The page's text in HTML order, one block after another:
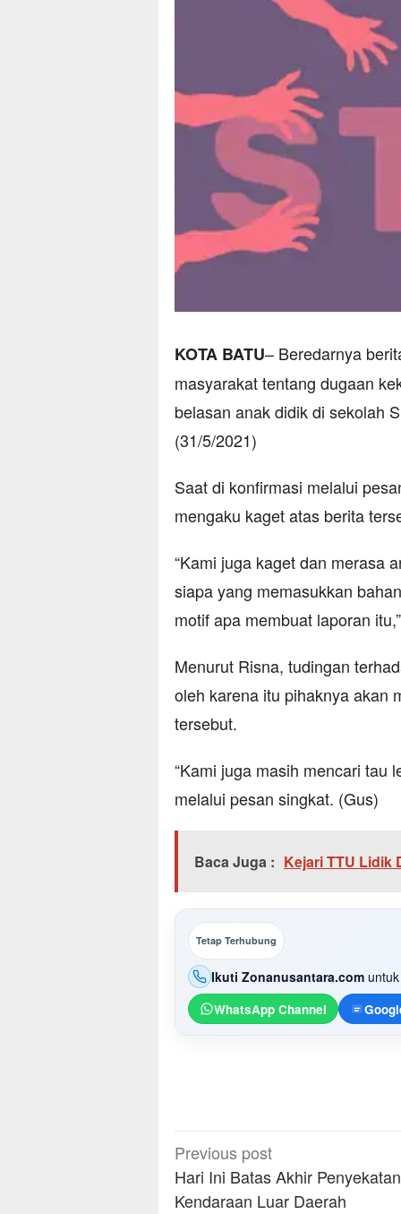
KOTA BATU– Beredarnya
masyarakat tentang dugaan
belasan anak didik di sekolah
(31/5/2021)
Saat di konfirmasi melalui
mengaku kaget atas berita
“Kami juga kaget dan merasa
siapa yang memasukkan
motif apa membuat laporan
Menurut Risna, tudingan
oleh karena itu pihaknya akan
tersebut.
“Kami juga masih mencari tau
melalui pesan singkat. (Gus)
Baca Juga : Kejari TTU Lidik
Tetap Terhubung
Ikuti Zonanusantara.com
WhatsApp Channel
Post
navigation
Previous post
Hari Ini Batas Akhir Penyekatan
Kendaraan Luar Daerah